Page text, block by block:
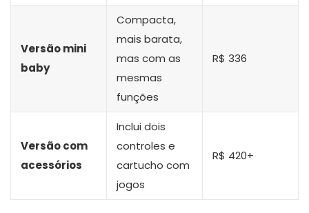
Versão mini
baby
Compacta,
mais barata,
mas com as
mesmas
funções
R$ 336
Versão com
acessórios
Inclui dois
controles e
cartucho com
jogos
R$ 420+